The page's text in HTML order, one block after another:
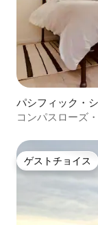
パシフィック・
コンパスローズ
ゲストチョイス
ゲストチョイス